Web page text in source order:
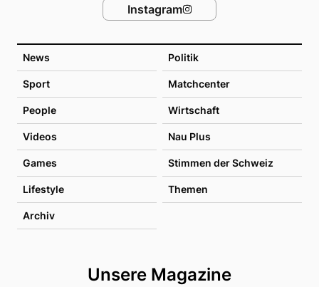
News Politik
Sport Matchcenter
People Wirtschaft
Videos Nau Plus
Games Stimmen der Schweiz
Lifestyle Themen
Archiv
Unsere Magazine
Instagram